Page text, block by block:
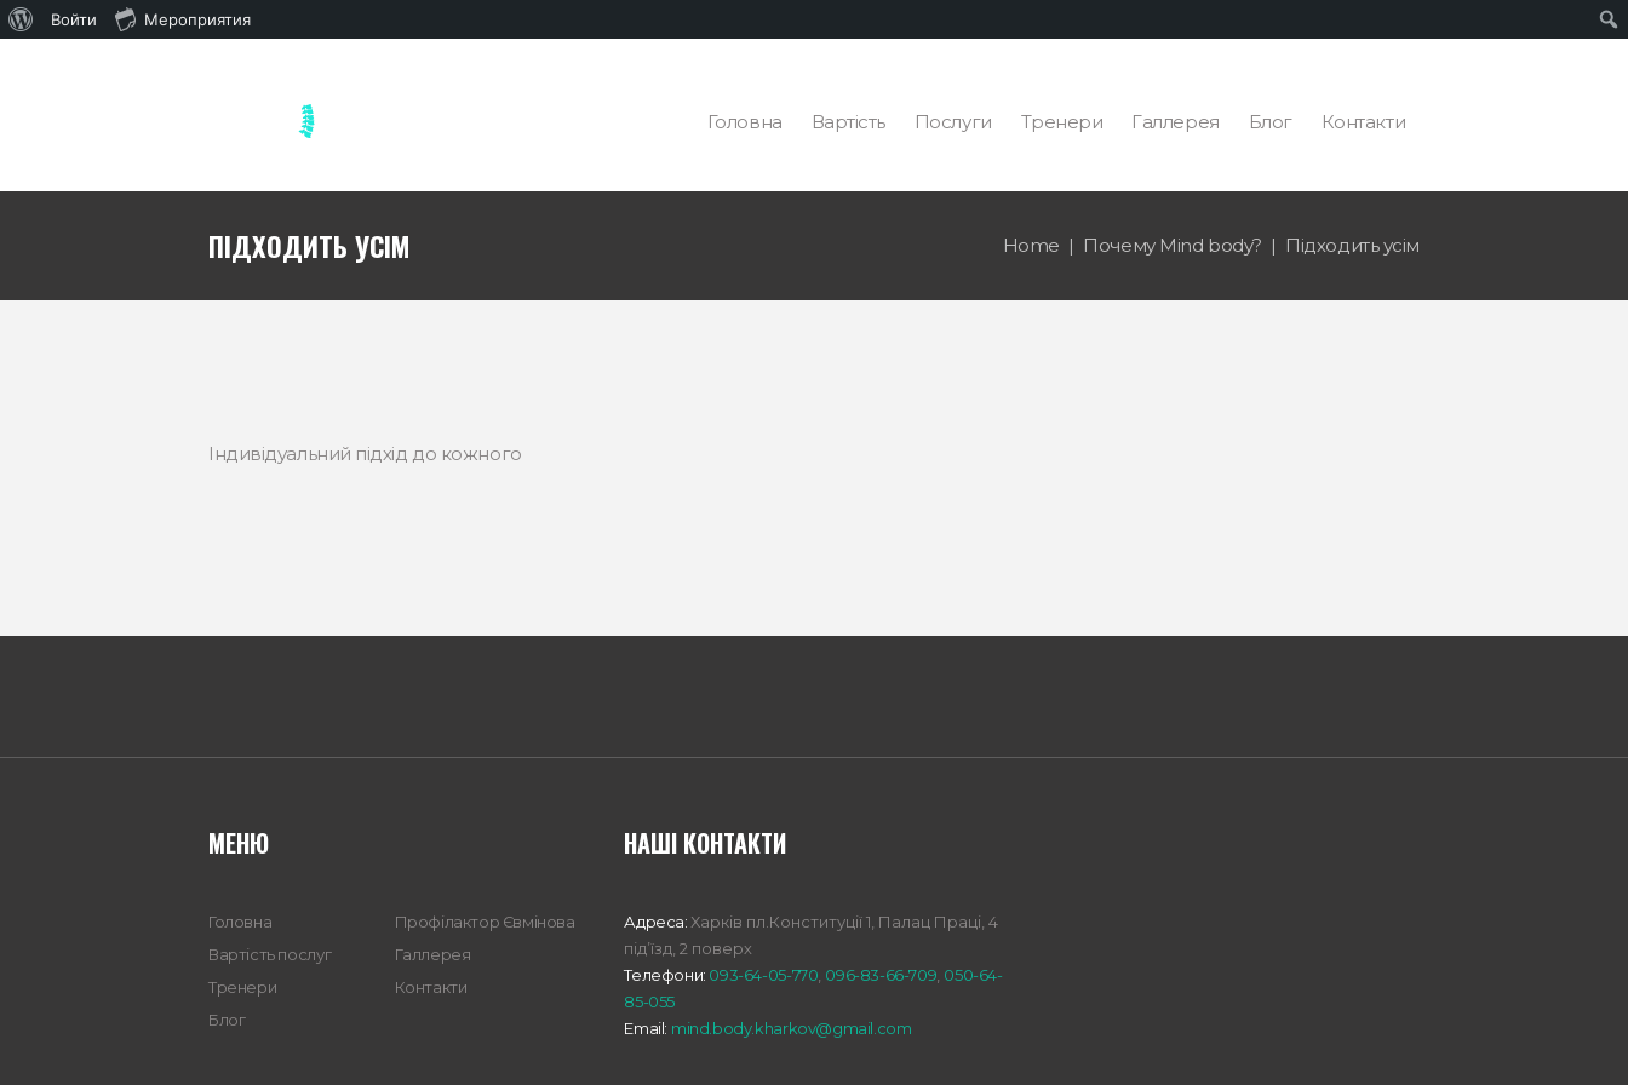
Головна Вартість Послуги Тренери Галлерея Блог Контакти
ПІДХОДИТЬ УСІМ Home Почему Mind body? Підходить усім
Індивідуальний підхід до кожного
МЕНЮ
Головна
Профілактор Євмінова
Вартість послуг
Галлерея
Тренери
Контакти
Блог
НАШІ КОНТАКТИ
Адреса: Харкiв пл.Конституції 1, Палац Праці, 4
під’їзд, 2 поверх
Телефони: 093-64-05-770 096-83-66-709 050-64-
85-055
Email: mind.body.kharkov@gmail.com
Войти Мероприятия